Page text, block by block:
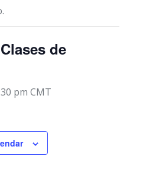
de
pm CMT